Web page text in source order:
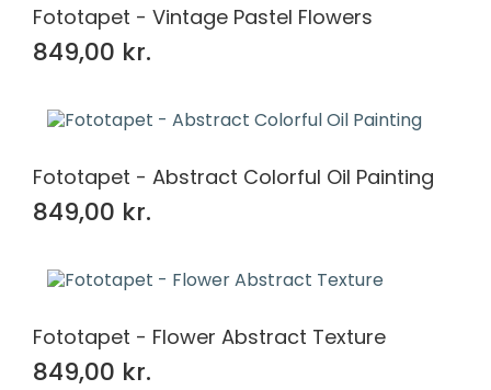
Fototapet - Vintage Pastel Flowers
849,00 kr.
Fototapet - Abstract Colorful Oil Painting
849,00 kr.
Fototapet - Flower Abstract Texture
849,00 kr.